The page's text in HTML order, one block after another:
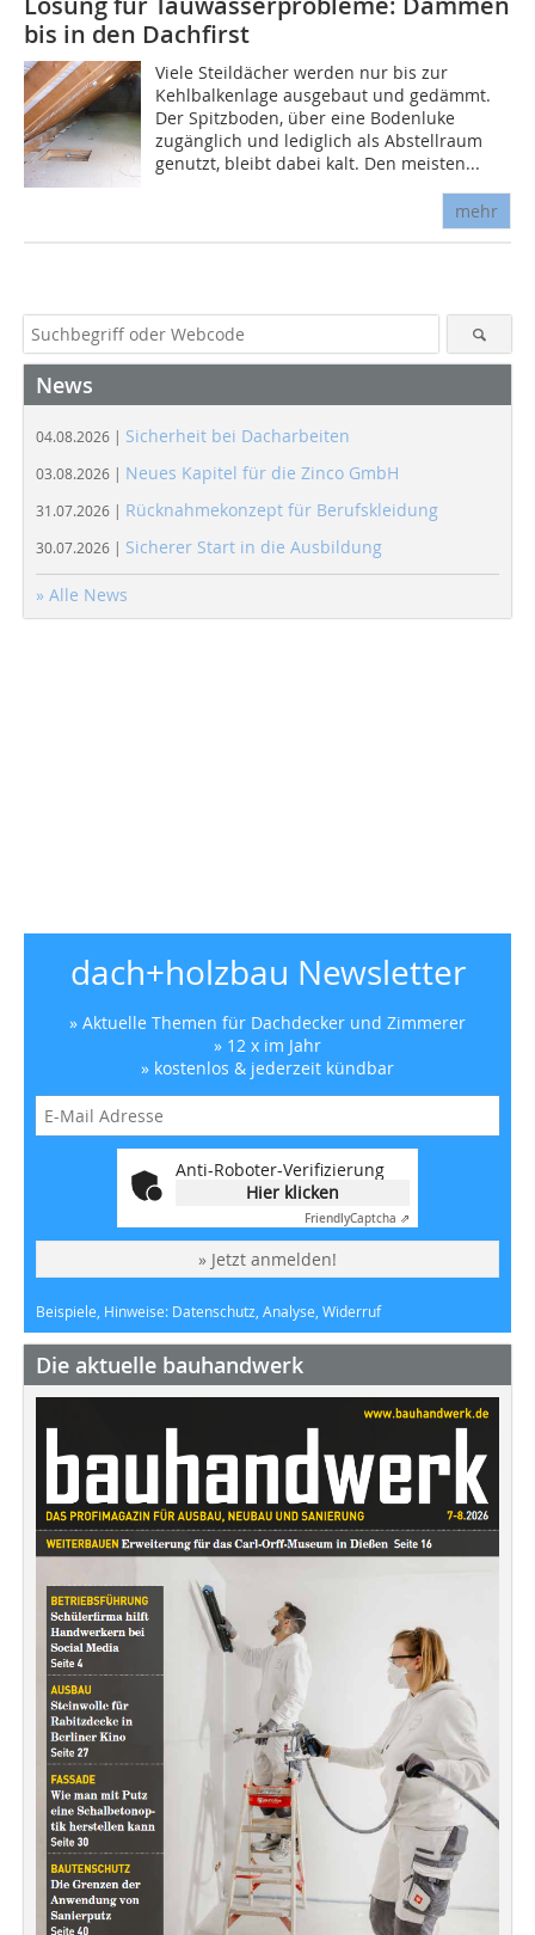
bis in den Dachfirst
Viele Steildächer werden nur bis zur
Kehlbalkenlage ausgebaut und gedämmt.
Der Spitzboden, über eine Boden­luke
zugänglich und lediglich als Abstellraum
genutzt, bleibt dabei kalt. Den mei­sten...
mehr
News
04.08.2026 | Sicherheit bei Dacharbeiten
03.08.2026 | Neues Kapitel für die Zinco GmbH
31.07.2026 | Rücknahmekonzept für Berufskleidung
30.07.2026 | Sicherer Start in die Ausbildung
» Alle News
dach+holzbau Newsletter
» Aktuelle Themen für Dachdecker und Zimmerer
» 12 x im Jahr
» kostenlos & jederzeit kündbar
Anti-Roboter-Verifizierung
Hier klicken
FriendlyCaptcha ⇗
» Jetzt anmelden!
Beispiele, Hinweise: Datenschutz, Analyse, Widerruf
Die aktuelle bauhandwerk